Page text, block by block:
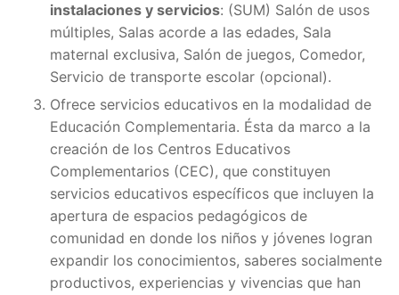
instalaciones y servicios: (SUM) Salón de usos
múltiples, Salas acorde a las edades, Sala
maternal exclusiva, Salón de juegos, Comedor,
Servicio de transporte escolar (opcional).
Ofrece servicios educativos en la modalidad de
Educación Complementaria. Ésta da marco a la
creación de los Centros Educativos
Complementarios (CEC), que constituyen
servicios educativos específicos que incluyen la
apertura de espacios pedagógicos de
comunidad en donde los niños y jóvenes logran
expandir los conocimientos, saberes socialmente
productivos, experiencias y vivencias que han